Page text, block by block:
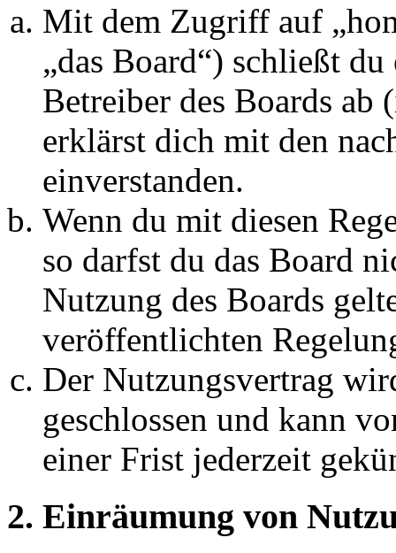
Mit dem Zugriff auf
„das Board“) schließt
Betreiber des Boards ab
erklärst dich mit den
einverstanden.
Wenn du mit diesen
so darfst du das Board
Nutzung des Boards
veröffentlichten
Der Nutzungsvertrag
geschlossen und kann
einer Frist jederzeit
2. Einräumung von